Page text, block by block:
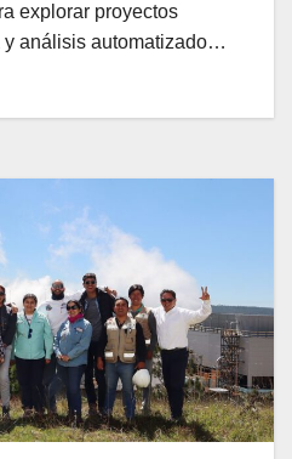
explorar proyectos
análisis automatizado…